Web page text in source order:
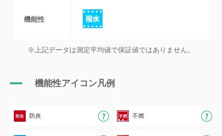
機能性
※上記データは測定平均値で保証値ではありません。
機能性アイコン凡例
防炎 不燃